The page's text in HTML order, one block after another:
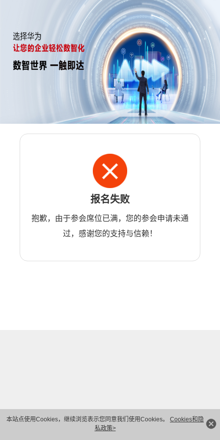
本站点使用Cookies，继续浏览表示您同意我们使用Cookies。 Cookies和隐
私政策>
报名失败
抱歉，由于参会席位已满，您的参会申请未通
过，感谢您的支持与信赖！